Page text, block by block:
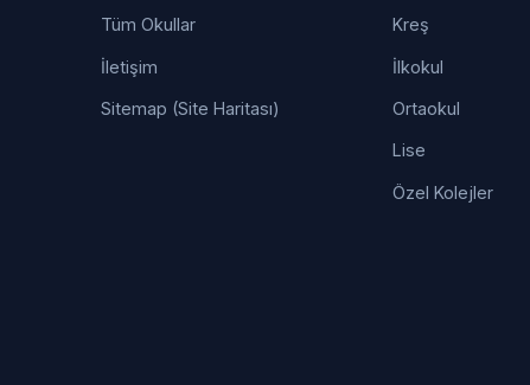
Tüm Okullar
İletişim
Sitemap (Site Haritası)
Kreş
İlkokul
Ortaokul
Lise
Özel Kolejler